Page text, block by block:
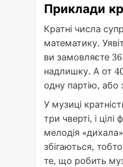
Приклади
Кратні числа
математику.
ви замовляєте
надлишку. А от
одну партію, або
У музиці
три чверті, і
мелодія
збігаються,
те, що робить